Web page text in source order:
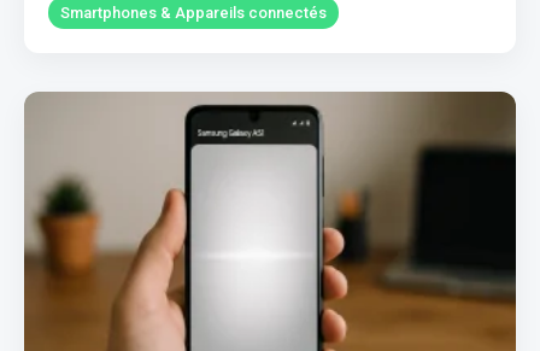
Smartphones & Appareils connectés